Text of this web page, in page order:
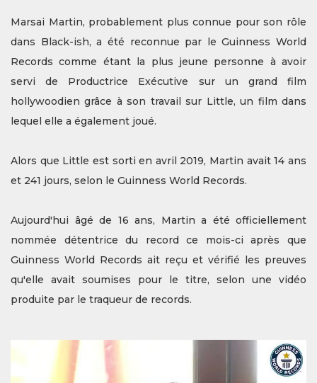
Marsai Martin, probablement plus connue pour son rôle
dans Black-ish, a été reconnue par le Guinness World
Records comme étant la plus jeune personne à avoir
servi de Productrice Exécutive sur un grand film
hollywoodien grâce à son travail sur Little, un film dans
lequel elle a également joué.
Alors que Little est sorti en avril 2019, Martin avait 14 ans
et 241 jours, selon le Guinness World Records.
Aujourd'hui âgé de 16 ans, Martin a été officiellement
nommée détentrice du record ce mois-ci après que
Guinness World Records ait reçu et vérifié les preuves
qu'elle avait soumises pour le titre, selon une vidéo
produite par le traqueur de records.